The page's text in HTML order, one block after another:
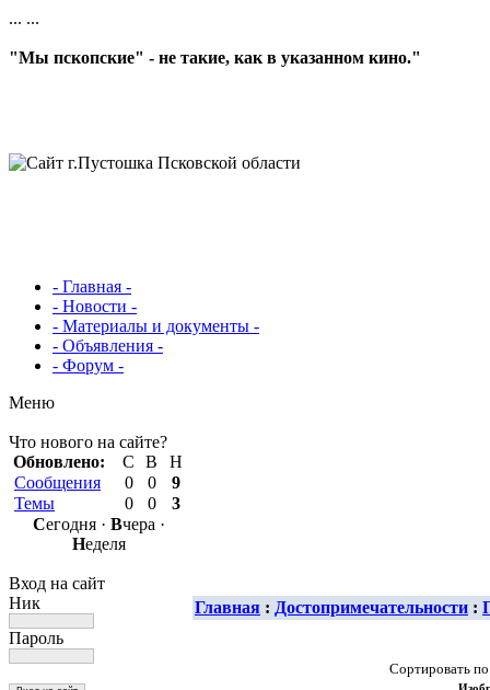
... ...
"Мы пскопские" - не такие, как в указанном кино."
- Главная -
- Новости -
- Материалы и документы -
- Объявления -
- Форум -
Меню
Что нового на сайте?
Обновлено:
С В
Н
Сообщения
0 0
9
Темы
0 0
3
Сегодня · Вчера ·
Неделя
Вход на сайт
Ник
Пароль
Главная : Достопримечательности :
Сортировать